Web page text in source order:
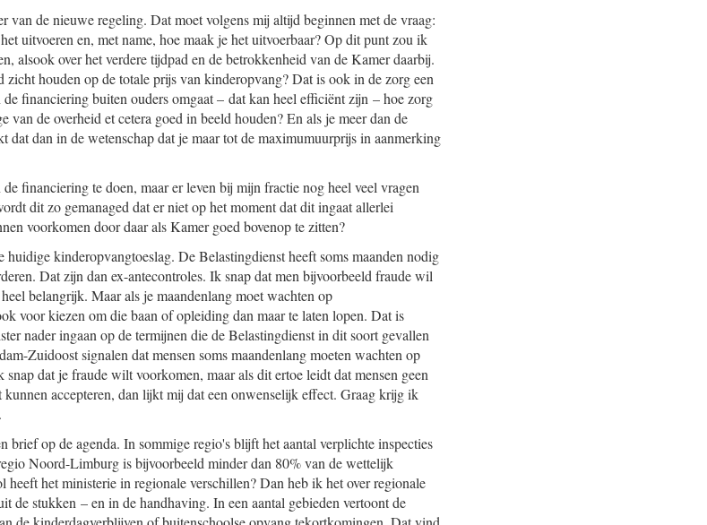
van de nieuwe regeling. Dat moet volgens mij altijd beginnen met de vraag:
uitvoeren en, met name, hoe maak je het uitvoerbaar? Op dit punt zou ik
alsook over het verdere tijdpad en de betrokkenheid van de Kamer daarbij.
houden op de totale prijs van kinderopvang? Dat is ook in de zorg een
financiering buiten ouders omgaat – dat kan heel efficiënt zijn – hoe zorg
van de overheid et cetera goed in beeld houden? En als je meer dan de
dat dan in de wetenschap dat je maar tot de maximumuurprijs in aanmerking
financiering te doen, maar er leven bij mijn fractie nog heel veel vragen
dit zo gemanaged dat er niet op het moment dat dit ingaat allerlei
voorkomen door daar als Kamer goed bovenop te zitten?
kinderopvangtoeslag. De Belastingdienst heeft soms maanden nodig
Dat zijn dan ex-antecontroles. Ik snap dat men bijvoorbeeld fraude wil
belangrijk. Maar als je maandenlang moet wachten op
voor kiezen om die baan of opleiding dan maar te laten lopen. Dat is
nader ingaan op de termijnen die de Belastingdienst in dit soort gevallen
Zuidoost signalen dat mensen soms maandenlang moeten wachten op
dat je fraude wilt voorkomen, maar als dit ertoe leidt dat mensen geen
accepteren, dan lijkt mij dat een onwenselijk effect. Graag krijg ik
brief op de agenda. In sommige regio's blijft het aantal verplichte inspecties
Noord-Limburg is bijvoorbeeld minder dan 80% van de wettelijk
heeft het ministerie in regionale verschillen? Dan heb ik het over regionale
stukken – en in de handhaving. In een aantal gebieden vertoont de